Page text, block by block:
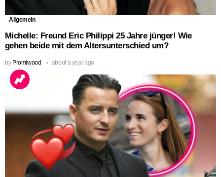
Allgemein
Michelle: Freund Eric Philippi 25 Jahre jünger! Wie
gehen beide mit dem Altersunterschied um?
by Promiwood about a year ago